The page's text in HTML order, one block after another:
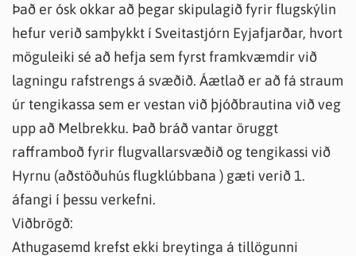
Það er ósk okkar að þegar skipulagið fyrir flugskýlin
hefur verið samþykkt í Sveitastjórn Eyjafjarðar, hvort
möguleiki sé að hefja sem fyrst framkvæmdir við
lagningu rafstrengs á svæðið. Áætlað er að fá straum
úr tengikassa sem er vestan við þjóðbrautina við veg
upp að Melbrekku. Það bráð vantar öruggt
rafframboð fyrir flugvallarsvæðið og tengikassi við
Hyrnu (aðstöðuhús flugklúbbana ) gæti verið 1.
áfangi í þessu verkefni.
Viðbrögð:
Athugasemd krefst ekki breytinga á tillögunni